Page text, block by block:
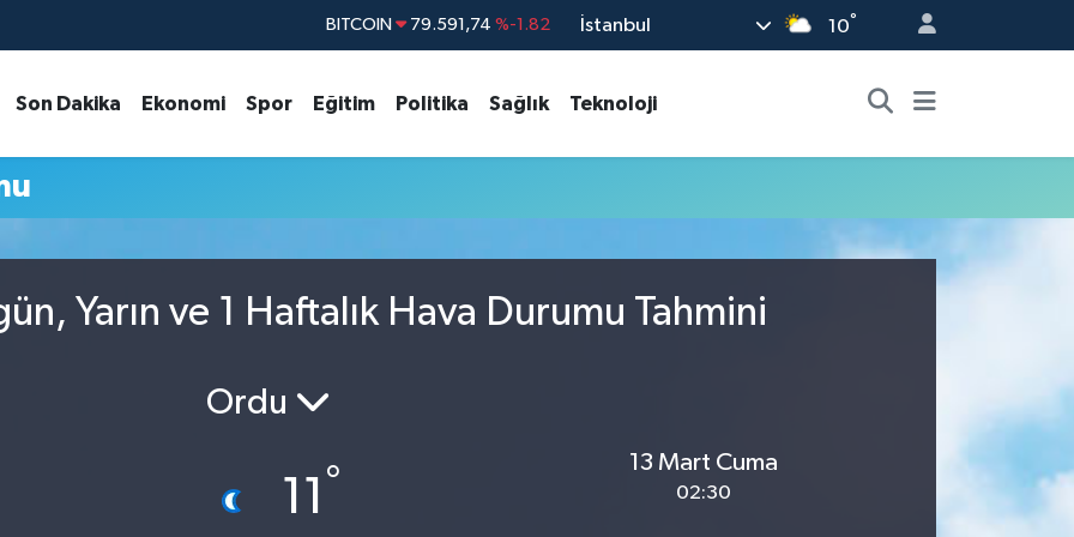
BITCOIN 79.591,74 %-1.82
EURO 53,38690 %0.19
STERLİN 61,60380 %0.18
İstanbul 10°
Son Dakika Ekonomi Spor Eğitim Politika Sağlık Teknoloji
Yarın ve 1 Haftalık Hava Durumu Tahmini
Ordu
11 °
13 Mart Cuma
02:30